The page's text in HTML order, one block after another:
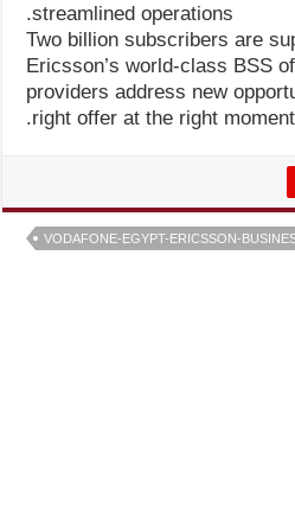
streamlined operations.
Two billion subscribers are
Ericsson’s world-class BSS
providers address new
right offer at the right moment.
VODAFONE-EGYPT-ERICSSON-